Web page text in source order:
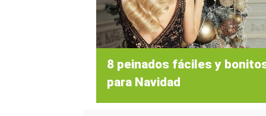
8 peinados fáciles y
para Navidad